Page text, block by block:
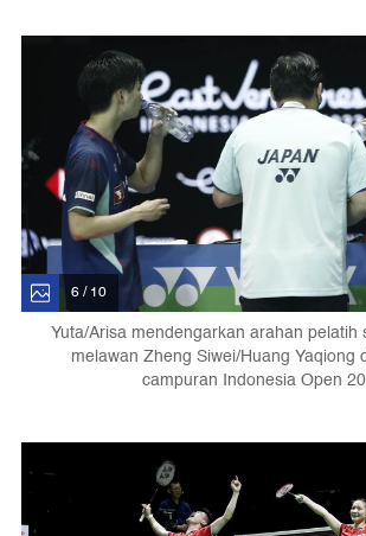
6 / 10
Yuta/Arisa mendengarkan arahan pelatih
melawan Zheng Siwei/Huang Yaqiong
campuran Indonesia Open